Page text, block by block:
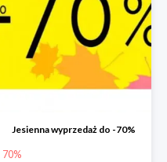
Jesienna wyprzedaż do -70%
70%